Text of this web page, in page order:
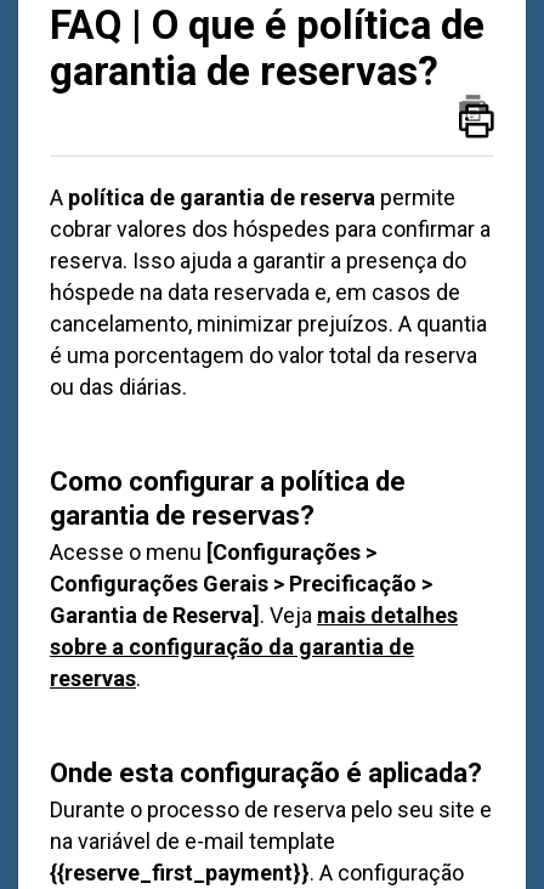
FAQ | O que é política de
garantia de reservas?
A política de garantia de reserva permite
cobrar valores dos hóspedes para confirmar a
reserva. Isso ajuda a garantir a presença do
hóspede na data reservada e, em casos de
cancelamento, minimizar prejuízos. A quantia
é uma porcentagem do valor total da reserva
ou das diárias.
Como configurar a política de
garantia de reservas?
Acesse o menu [Configurações >
Configurações Gerais > Precificação >
Garantia de Reserva] . Veja mais detalhes
sobre a configuração da garantia de
reservas.
Onde esta configuração é aplicada?
Durante o processo de reserva pelo seu site e
na variável de e-mail template
{{reserve_first_payment}}. A configuração